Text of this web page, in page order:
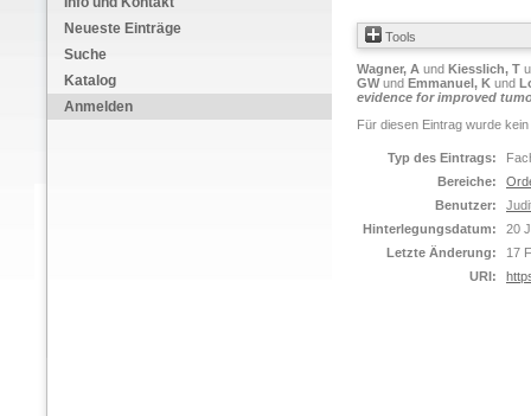
Neueste Einträge
Suche
Katalog
Anmelden
Tools
Wagner, A und Kiesslich, T
GWund Emmanuel, K und
evidence for improved
Für diesen Eintrag wurde
Typ des Eintrags:
Bereiche:
Benutzer:
Hinterlegungsdatum:
20
Letzte Änderung:
17
URI: